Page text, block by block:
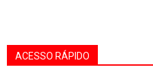
ACESSO RÁPIDO